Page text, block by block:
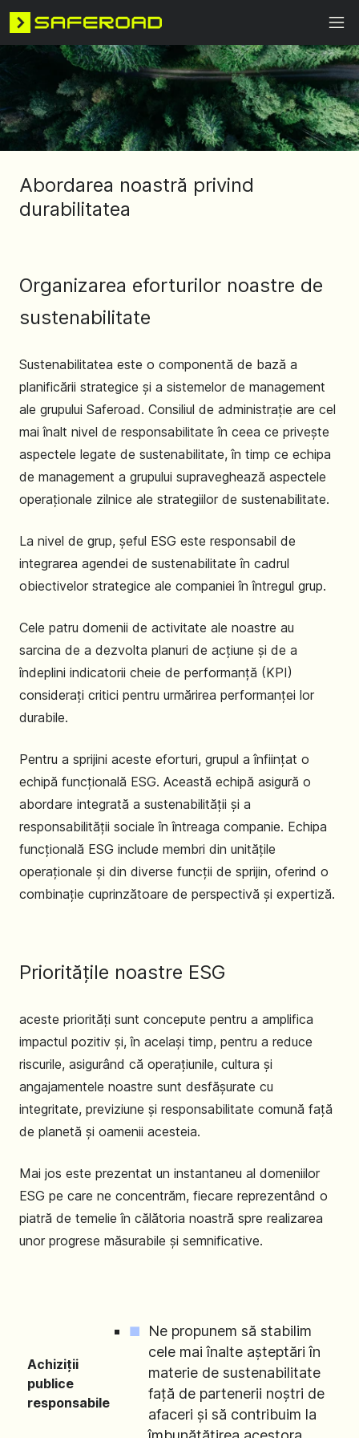
Abordarea noastră privind
durabilitatea
Organizarea eforturilor noastre de
sustenabilitate
Sustenabilitatea este o componentă de bază a
planificării strategice și a sistemelor de management
ale grupului Saferoad. Consiliul de administrație are cel
mai înalt nivel de responsabilitate în ceea ce privește
aspectele legate de sustenabilitate, în timp ce echipa
de management a grupului supraveghează aspectele
operaționale zilnice ale strategiilor de sustenabilitate.
La nivel de grup, șeful ESG este responsabil de
integrarea agendei de sustenabilitate în cadrul
obiectivelor strategice ale companiei în întregul grup.
Cele patru domenii de activitate ale noastre au
sarcina de a dezvolta planuri de acțiune și de a
îndeplini indicatorii cheie de performanță (KPI)
considerați critici pentru urmărirea performanței lor
durabile.
Pentru a sprijini aceste eforturi, grupul a înființat o
echipă funcțională ESG. Această echipă asigură o
abordare integrată a sustenabilității și a
responsabilității sociale în întreaga companie. Echipa
funcțională ESG include membri din unitățile
operaționale și din diverse funcții de sprijin, oferind o
combinație cuprinzătoare de perspectivă și expertiză.
Prioritățile noastre ESG
aceste priorități sunt concepute pentru a amplifica
impactul pozitiv și, în același timp, pentru a reduce
riscurile, asigurând că operațiunile, cultura și
angajamentele noastre sunt desfășurate cu
integritate, previziune și responsabilitate comună față
de planetă și oamenii acesteia.
Mai jos este prezentat un instantaneu al domeniilor
ESG pe care ne concentrăm, fiecare reprezentând o
piatră de temelie în călătoria noastră spre realizarea
unor progrese măsurabile și semnificative.
Achiziții
publice
responsabile
Ne propunem să stabilim
cele mai înalte așteptări în
materie de sustenabilitate
față de partenerii noștri de
afaceri și să contribuim la